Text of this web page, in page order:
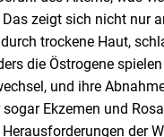
zeigt sich nicht nur
trockene Haut,
die Östrogene
und ihre
Ekzemen und
der